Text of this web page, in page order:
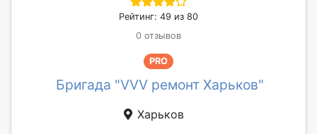
Рейтинг: 49 из 80
0 отзывов
PRO
Бригада "VVV ремонт Харьков"
Харьков